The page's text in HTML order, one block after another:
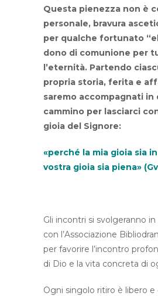
Questa pienezza non è
personale, bravura
per qualche fortunato
dono di comunione per
l’eternità. Partendo
propria storia, ferita e
saremo accompagnati in
cammino per lasciarci
gioia del Signore:
«perché la mia gioia sia
vostra gioia sia piena» (Gv
Gli incontri si svolgeranno
con l’Associazione
per favorire l’incontro
di Dio e la vita concreta di
Ogni singolo ritiro è libero